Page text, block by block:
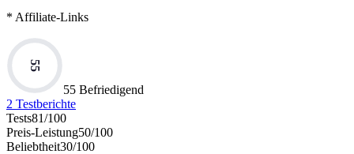
* Affiliate-Links
55
55 Befriedigend
2 Testberichte
Tests81/100
Preis-Leistung50/100
Beliebtheit30/100